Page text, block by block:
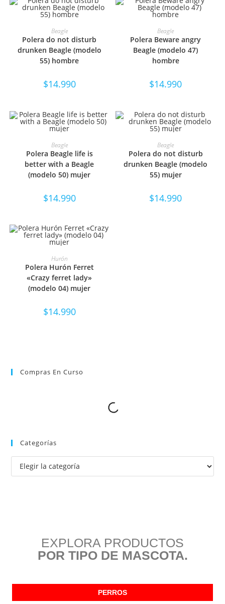
SELECCIONAR OPCIONES
Beagle
Polera do not disturb
drunken Beagle (modelo
55) hombre
$14.990
SELECCIONAR OPCIONES
Beagle
Polera Beware angry
Beagle (modelo 47)
hombre
$14.990
SELECCIONAR OPCIONES
Beagle
Polera Beagle life is
better with a Beagle
(modelo 50) mujer
$14.990
SELECCIONAR OPCIONES
Beagle
Polera do not disturb
drunken Beagle (modelo
55) mujer
$14.990
SELECCIONAR OPCIONES
Hurón
Polera Hurón Ferret
«Crazy ferret lady»
(modelo 04) mujer
$14.990
Compras En Curso
Categorías
EXPLORA PRODUCTOS
POR TIPO DE MASCOTA.
PERROS